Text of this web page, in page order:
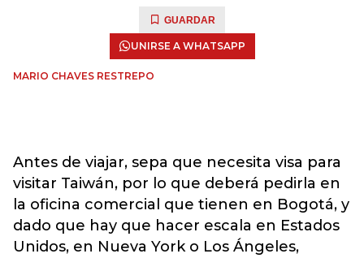
GUARDAR
UNIRSE A WHATSAPP
MARIO CHAVES RESTREPO
Antes de viajar, sepa que necesita visa para
visitar Taiwán, por lo que deberá pedirla en
la oficina comercial que tienen en Bogotá, y
dado que hay que hacer escala en Estados
Unidos, en Nueva York o Los Ángeles,